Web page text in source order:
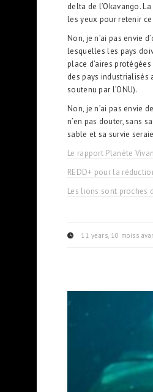
delta de l’Okavango.
les yeux pour retenir
Non, je n’ai pas envie
lesquelles les pays
place d’aires
des pays industrialisés
soutenu par l’ONU).
Non, je n’ai pas envie
n’en pas douter, sans
sable et sa survie
Le rapport Planète
REDD+ pour la
Les lions sont proches
11 years, 10 moiss